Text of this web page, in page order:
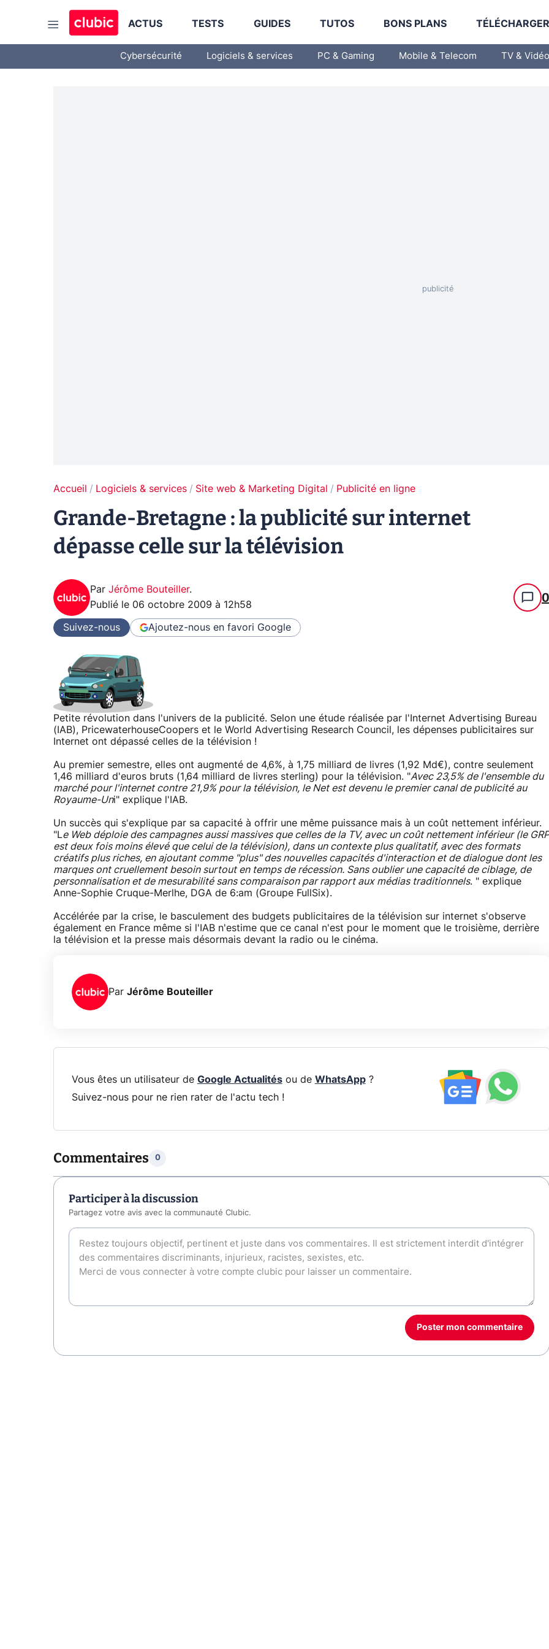
ACTUS TESTS GUIDES TUTOS BONS PLANS
Cybersécurité Logiciels & services PC & Gaming Mobile & Telecom TV & Vidéo
Accueil Logiciels & services Site web & Marketing Digital Publicité en ligne
Grande-Bretagne : la publicité sur internet
dépasse celle sur la télévision
Par Jérôme Bouteiller.
Publié le 06 octobre 2009 à 12h58 0
Suivez-nous Ajoutez-nous en favori Google
Petite révolution dans l'univers de la publicité. Selon une étude réalisée par l'Internet Advertising Bureau
(IAB), PricewaterhouseCoopers et le World Advertising Research Council, les dépenses publicitaires sur
Internet ont dépassé celles de la télévision !
Au premier semestre, elles ont augmenté de 4,6%, à 1,75 milliard de livres (1,92 Md€), contre seulement
1,46 milliard d'euros bruts (1,64 milliard de livres sterling) pour la télévision. "Avec 23,5% de l'ensemble du
marché pour l'internet contre 21,9% pour la télévision, le Net est devenu le premier canal de publicité au
Royaume-Uni" explique l'IAB.
Un succès qui s'explique par sa capacité à offrir une même puissance mais à un coût nettement inférieur.
"Le Web déploie des campagnes aussi massives que celles de la TV, avec un coût nettement inférieur (le GRP
est deux fois moins élevé que celui de la télévision), dans un contexte plus qualitatif, avec des formats
créatifs plus riches, en ajoutant comme "plus" des nouvelles capacités d'interaction et de dialogue dont les
marques ont cruellement besoin surtout en temps de récession. Sans oublier une capacité de ciblage, de
personnalisation et de mesurabilité sans comparaison par rapport aux médias traditionnels. " explique
Anne-Sophie Cruque-Merlhe, DGA de 6:am (Groupe FullSix).
Accélérée par la crise, le basculement des budgets publicitaires de la télévision sur internet s'observe
également en France même si l'IAB n'estime que ce canal n'est pour le moment que le troisième, derrière
la télévision et la presse mais désormais devant la radio ou le cinéma.
Par Jérôme Bouteiller
Vous êtes un utilisateur de Google Actualitésou de WhatsApp?
Suivez-nous pour ne rien rater de l'actu tech !
Commentaires 0
Participer à la discussion
Partagez votre avis avec la communauté Clubic.
Poster mon commentaire